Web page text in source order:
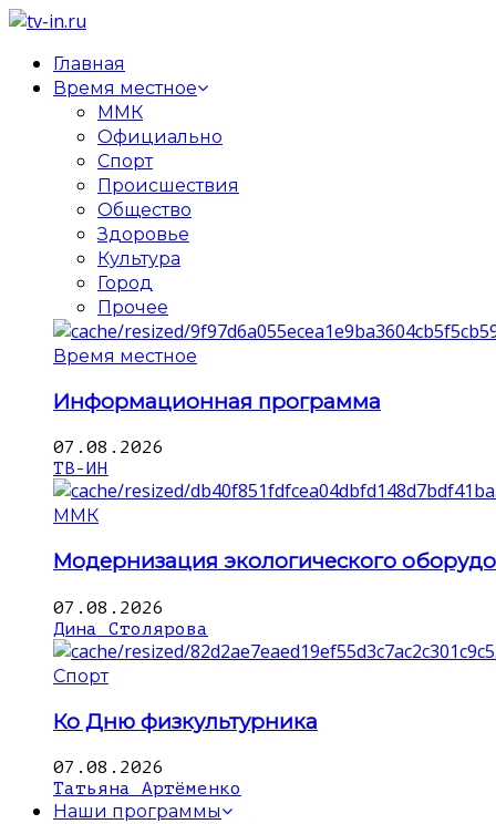
Главная
Время местное
ММК
Официально
Спорт
Происшествия
Общество
Здоровье
Культура
Город
Прочее
Время местное
Информационная программа
07.08.2026
ТВ-ИН
ММК
Модернизация экологического
07.08.2026
Дина Столярова
Спорт
Ко Дню физкультурника
07.08.2026
Татьяна Артёменко
Наши программы